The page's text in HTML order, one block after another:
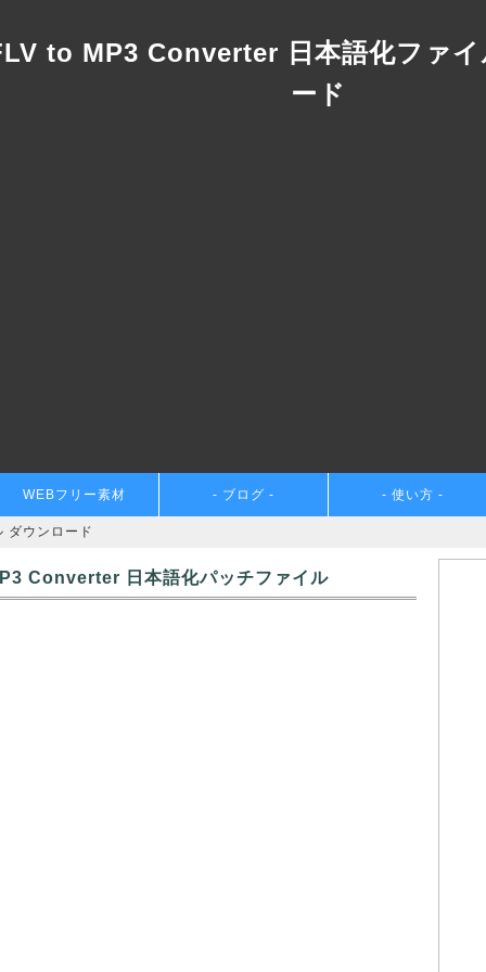
to MP3 Converter 日本語化ファ
ード
WEBフリー素材 - ブログ - - 使い方 -
ウンロード
Converter 日本語化パッチファイル